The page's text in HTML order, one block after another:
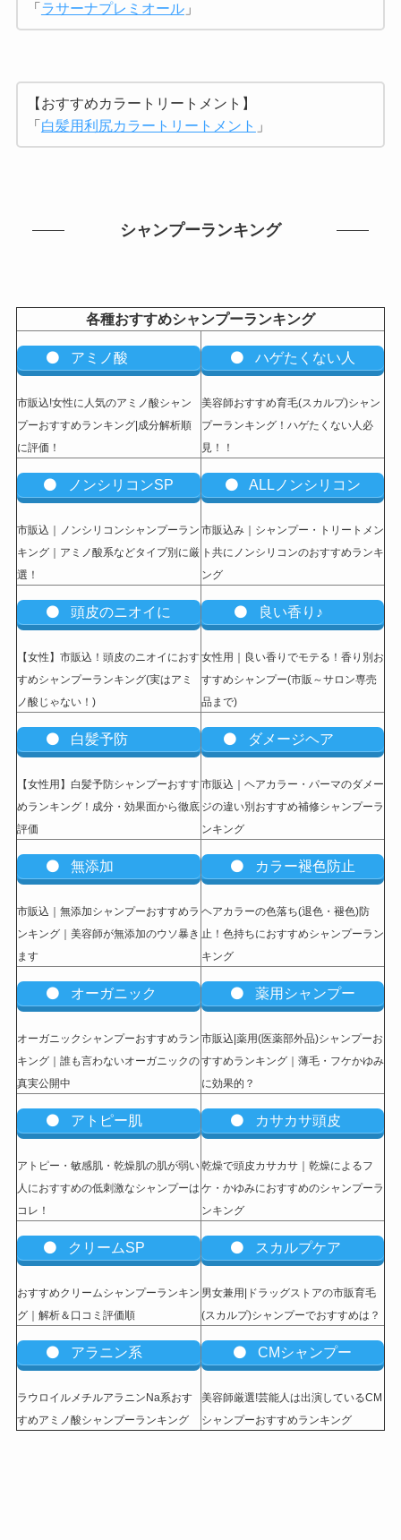
「ラサーナプレミオール」
【おすすめカラートリートメント】
「白髪用利尻カラートリートメント 」
シャンプーランキング
各種おすすめシャンプーランキング
アミノ酸
市販込!女性に人気のアミノ酸シャン
プーおすすめランキング|成分解析順
に評価！
ハゲたくない人
美容師おすすめ育毛(スカルプ)シャン
プーランキング！ハゲたくない人必
見！！
ノンシリコンSP
市販込｜ノンシリコンシャンプーラン
キング｜アミノ酸系などタイプ別に厳
選！
ALLノンシリコン
市販込み｜シャンプー・トリートメン
ト共にノンシリコンのおすすめランキ
ング
頭皮のニオイに
【女性】市販込 ！頭皮のニオイにおす
すめシャンプーランキング(実はアミ
ノ酸じゃない！)
良い香り♪
女性用｜良い香りでモテる！香り別お
すすめシャンプー(市販～サロン専売
品まで)
白髪予防
【女性用】白髪予防シャンプーおすす
めランキング！成分・効果面から徹底
評価
ダメージヘア
市販込｜ヘアカラー・パーマのダメー
ジの違い別おすすめ補修シャンプーラ
ンキング
無添加
市販込｜無添加シャンプーおすすめラ
ンキング｜美容師が無添加のウソ暴き
ます
カラー褪色防止
ヘアカラーの色落ち(退色・褪色)防
止！色持ちにおすすめシャンプーラン
キング
オーガニック
オーガニックシャンプーおすすめラン
キング｜誰も言わないオーガニックの
真実公開中
薬用シャンプー
市販込|薬用(医薬部外品)シャンプーお
すすめランキング｜薄毛・フケかゆみ
に効果的？
アトピー肌
アトピー・敏感肌・乾燥肌の肌が弱い
人におすすめの低刺激なシャンプーは
コレ！
カサカサ頭皮
乾燥で頭皮カサカサ｜乾燥によるフ
ケ・かゆみにおすすめのシャンプーラ
ンキング
クリームSP
おすすめクリームシャンプーランキン
グ｜解析＆口コミ評価順
スカルプケア
男女兼用|ドラッグストアの市販育毛
(スカルプ)シャンプーでおすすめは？
アラニン系
ラウロイルメチルアラニンNa系おす
すめアミノ酸シャンプーランキング
CMシャンプー
美容師厳選!芸能人は出演しているCM
シャンプーおすすめランキング